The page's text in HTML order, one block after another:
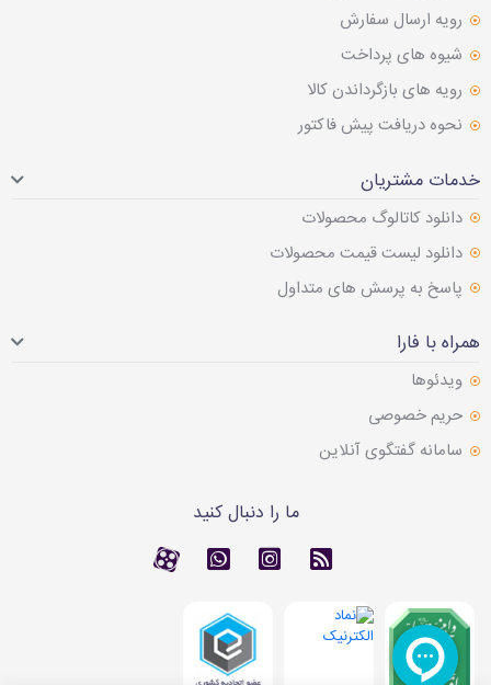
رویه ارسال سفارش
شیوه های پرداخت
رویه های بازگرداندن کالا
نحوه دریافت پیش فاکتور
خدمات مشتریان
دانلود کاتالوگ محصولات
دانلود لیست قیمت محصولات
پاسخ به پرسش های متداول
همراه با فارا
ویدئوها
حریم خصوصی
سامانه گفتگوی آنلاین
ما را دنبال کنید
RSS کانال آپارات
تماس با واتس اپ
کانال آپارات